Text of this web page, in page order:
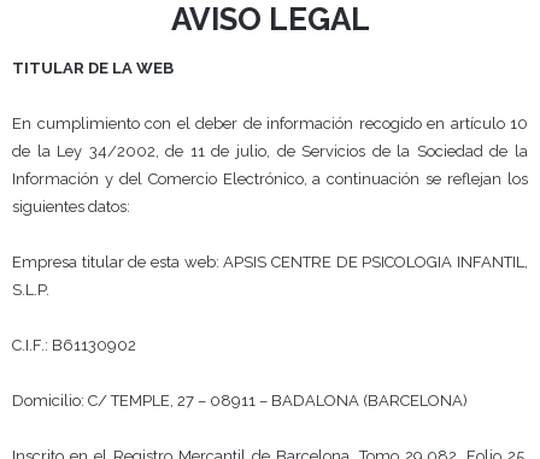
AVISO LEGAL
TITULAR DE LA WEB
En cumplimiento con el deber de información recogido en artículo 10
de la Ley 34/2002, de 11 de julio, de Servicios de la Sociedad de la
Información y del Comercio Electrónico, a continuación se reflejan los
siguientes datos:
Empresa titular de esta web: APSIS CENTRE DE PSICOLOGIA INFANTIL,
S.L.P.
C.I.F.: B61130902
Domicilio: C/ TEMPLE, 27 – 08911 – BADALONA (BARCELONA)